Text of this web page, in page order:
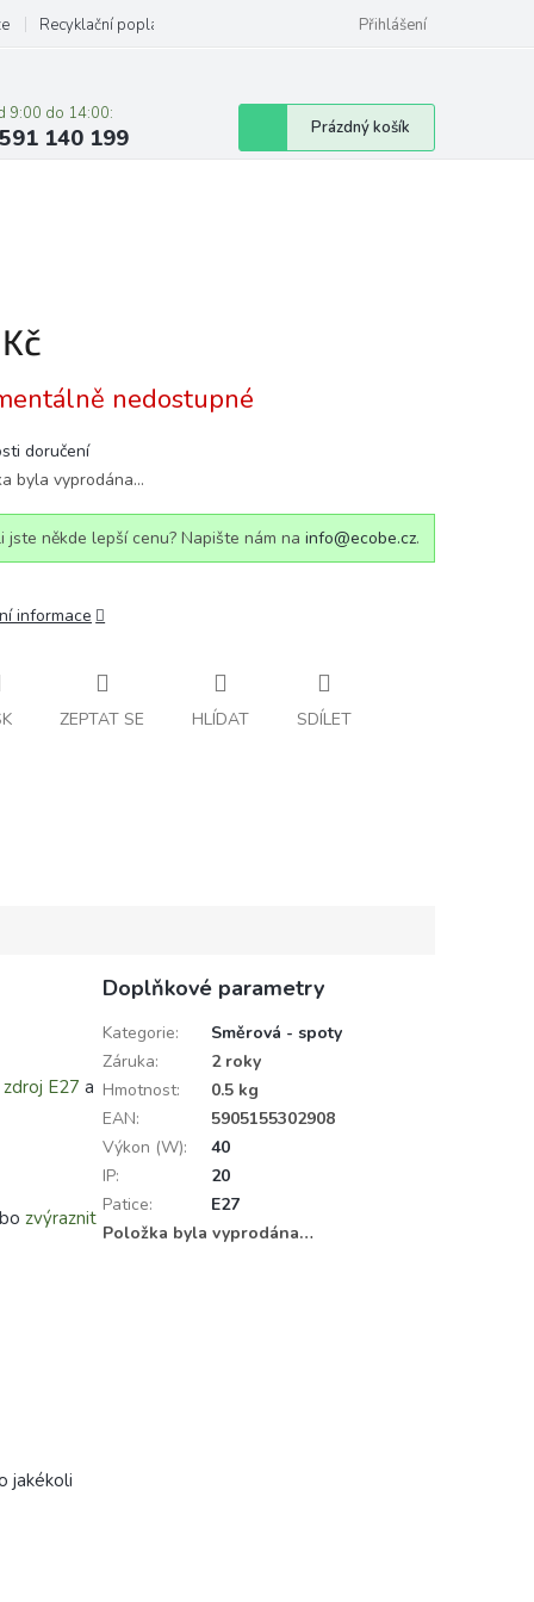
Recyklační poplatky Přihlášení
9:00 do 14:00:
140 199
Nákupní
košík
Prázdný košík
nedostupné
doručení
byla vyprodána…
jste někde lepší cenu? Napište nám na info@ecobe.cz.
informace
ZEPTAT SE HLÍDAT SDÍLET
E27 a
zvýraznit
jakékoli
Doplňkové parametry
Kategorie:
Směrová - spoty
Záruka:
2 roky
Hmotnost:
0.5 kg
EAN:
5905155302908
Výkon (W):
40
IP:
20
Patice:
E27
Položka byla vyprodána…